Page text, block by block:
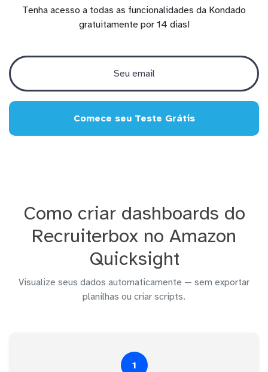
Tenha acesso a todas as funcionalidades da Kondado
gratuitamente por 14 dias!
Comece seu Teste Grátis
Como criar dashboards do
Recruiterbox no Amazon
Quicksight
Visualize seus dados automaticamente — sem exportar
planilhas ou criar scripts.
1